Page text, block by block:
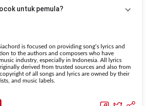
untuk menurunkan nada. Seluruh chord akan
untuk pemula?
oleh pemula tanpa menghilangkan struktur dasar lagu.
is focused on providing song’s lyrics and
to the authors and composers who have
industry, especially in Indonesia. All lyrics
derived from trusted sources and also from
of all songs and lyrics are owned by their
and music labels.